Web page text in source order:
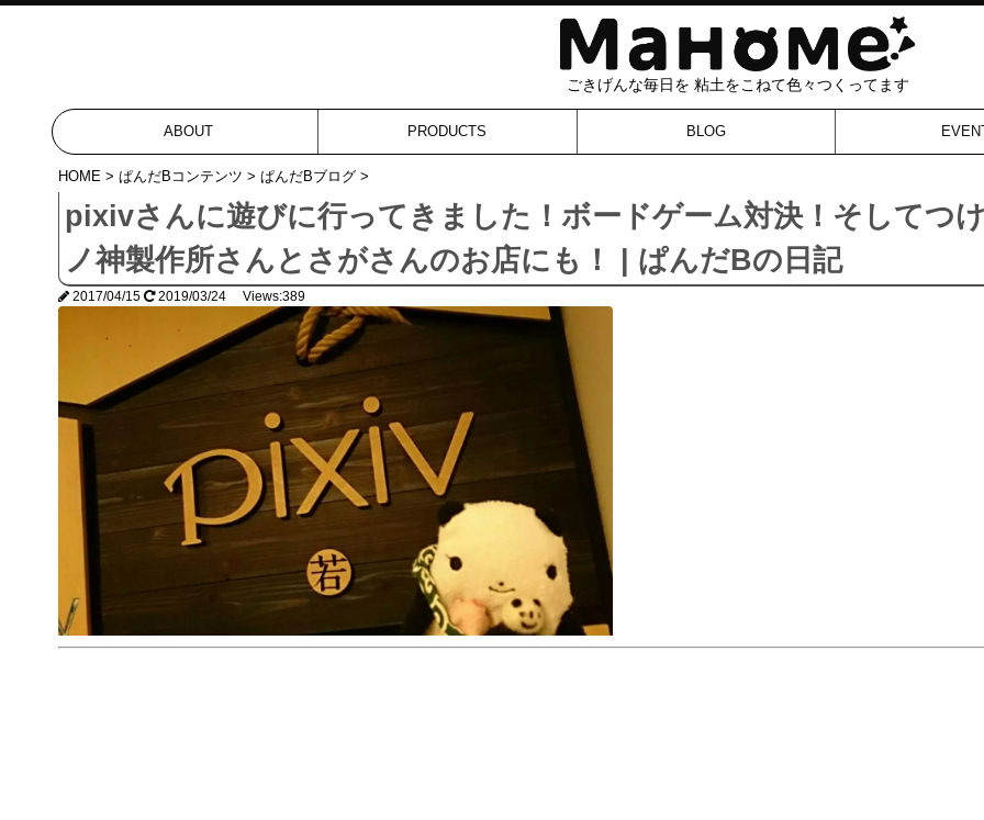
ごきげんな毎日を 粘土をこねて色々つくってます
ABOUT PRODUCTS BLOG
HOME > ぱんだBコンテンツ > ぱんだBブログ >
pixivさんに遊びに行ってきました！ボードゲーム対決！そしてつ
ノ神製作所さんとさがさんのお店にも！ | ぱんだBの日記
2017/04/15 2019/03/24 Views:389